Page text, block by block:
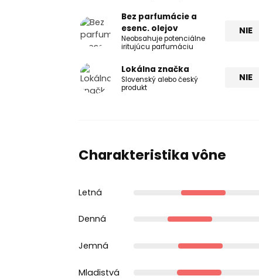
Bez parfumácie a
esenc. olejov
Neobsahuje potenciálne
iritujúcu parfumáciu
NIE
Lokálna značka
Slovenský alebo český
produkt
NIE
Charakteristika vône
Letná
Denná
Jemná
Mladistvá